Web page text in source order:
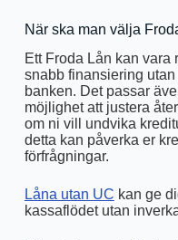
När ska man välja
Ett Froda Lån kan vara
snabb finansiering
banken. Det passar
möjlighet att justera
om ni vill undvika
detta kan påverka er
förfrågningar.
Låna utan UC kan ge
kassaflödet utan